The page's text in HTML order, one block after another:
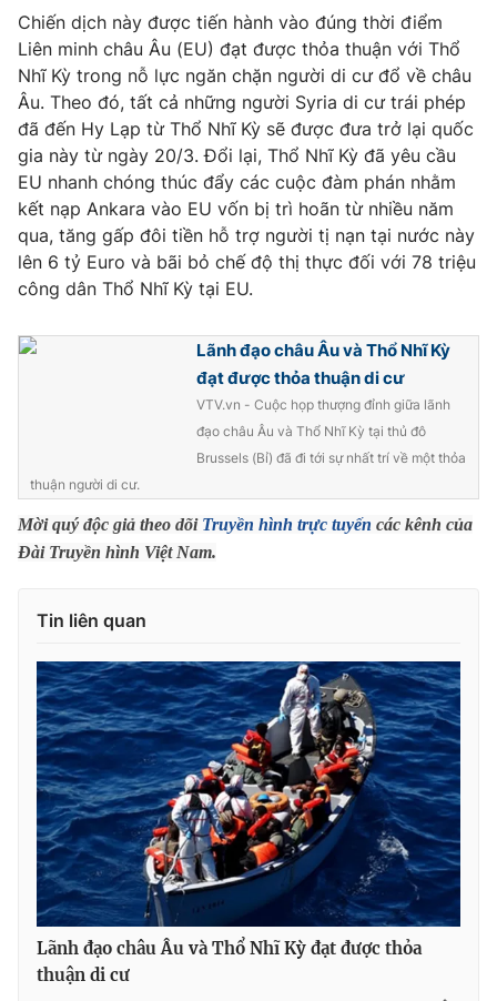
Phim VTV
Hậu trường
Nhân vật
Khán giả
Giải sao mai
Giải trí
Điện ảnh
Âm nhạc
Sao
Đời sống
Du lịch
Làm đẹp
Chất lượng cuộc sống
Giáo dục
Tuyển sinh
Học trực tuyến
Công nghệ
Hitech Công nghệ tương lai
Thị trường
Giao lưu trực tuyến
Lịch phát sóng
Emagazine
Photo Infographic
VTV Money VTV Thể thao
VTV Sức khoẻ Bất động sản
Thị trường 24h Tấm lòng Việt
VTV4 Vươn mình bằng AI
VTV9 VTV8
Liên hệ tòa soạn
Chiến dịch này được tiến hành vào đúng thời điểm
Liên minh châu Âu (EU) đạt được thỏa thuận với Thổ
Nhĩ Kỳ trong nỗ lực ngăn chặn người di cư đổ về châu
Âu. Theo đó, tất cả những người Syria di cư trái phép
đã đến Hy Lạp từ Thổ Nhĩ Kỳ sẽ được đưa trở lại quốc
gia này từ ngày 20/3. Đổi lại, Thổ Nhĩ Kỳ đã yêu cầu
EU nhanh chóng thúc đẩy các cuộc đàm phán nhằm
kết nạp Ankara vào EU vốn bị trì hoãn từ nhiều năm
qua, tăng gấp đôi tiền hỗ trợ người tị nạn tại nước này
lên 6 tỷ Euro và bãi bỏ chế độ thị thực đối với 78 triệu
công dân Thổ Nhĩ Kỳ tại EU.
Lãnh đạo châu Âu và Thổ Nhĩ Kỳ
đạt được thỏa thuận di cư
VTV.vn - Cuộc họp thượng đỉnh giữa lãnh
đạo châu Âu và Thổ Nhĩ Kỳ tại thủ đô
Brussels (Bỉ) đã đi tới sự nhất trí về một thỏa
thuận người di cư.
Mời quý độc giả theo dõi Truyền hình trực tuyến các kênh của
Đài Truyền hình Việt Nam.
Tin liên quan
Lãnh đạo châu Âu và Thổ Nhĩ Kỳ đạt được thỏa
thuận di cư